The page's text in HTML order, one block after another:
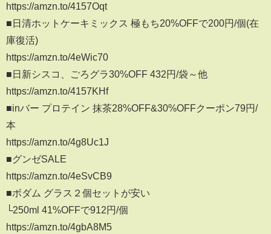
https://amzn.to/4157Oqt
■日清ホットケーキミックス 極もち20%OFFで200円/個(在
庫復活)
https://amzn.to/4eWic70
■日新シスコ、ごろグラ30%OFF 432円/袋～他
https://amzn.to/4157KHf
■inバー プロテイン 抹茶28%OFF&30%OFFクーポン79円/
本
https://amzn.to/4g8Uc1J
■グンゼSALE
https://amzn.to/4eSvCB9
■ボダム グラス２個セットが安い
└250ml 41%OFFで912円/個
https://amzn.to/4gbA8M5